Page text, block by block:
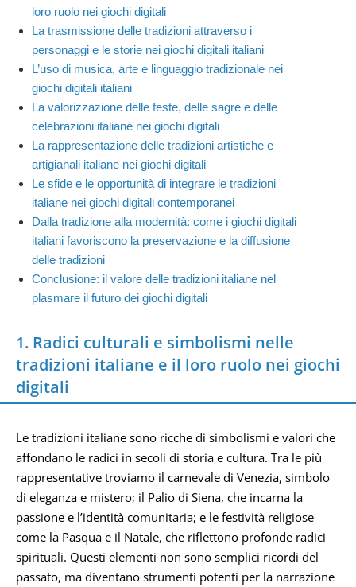
loro ruolo nei giochi digitali
La trasmissione delle tradizioni attraverso i
personaggi e le storie nei giochi digitali italiani
L’uso di musica, arte e linguaggio tradizionale nei
giochi digitali italiani
La valorizzazione delle feste, delle sagre e delle
celebrazioni italiane nei giochi digitali
La rappresentazione delle tradizioni artistiche e
artigianali italiane nei giochi digitali
Le sfide e le opportunità di integrare le tradizioni
italiane nei giochi digitali contemporanei
Dalla tradizione alla modernità: come i giochi digitali
italiani favoriscono la preservazione e la diffusione
delle tradizioni
Conclusione: il valore delle tradizioni italiane nel
plasmare il futuro dei giochi digitali
1. Radici culturali e simbolismi nelle
tradizioni italiane e il loro ruolo nei giochi
digitali
Le tradizioni italiane sono ricche di simbolismi e valori che
affondano le radici in secoli di storia e cultura. Tra le più
rappresentative troviamo il carnevale di Venezia, simbolo
di eleganza e mistero; il Palio di Siena, che incarna la
passione e l’identità comunitaria; e le festività religiose
come la Pasqua e il Natale, che riflettono profonde radici
spirituali. Questi elementi non sono semplici ricordi del
passato, ma diventano strumenti potenti per la narrazione